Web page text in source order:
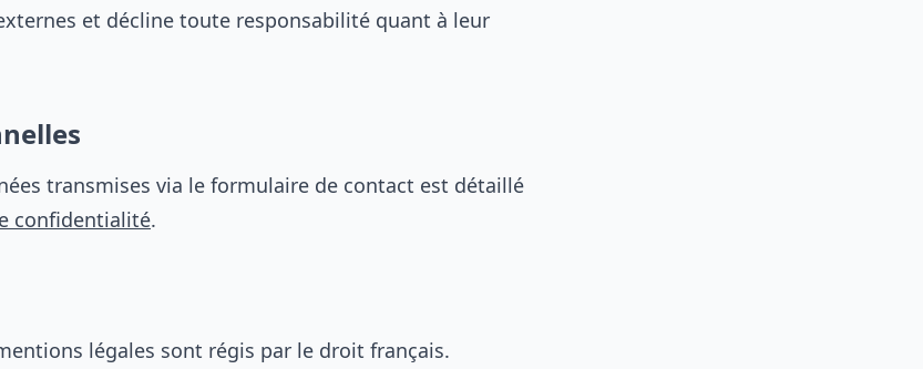
et décline toute responsabilité quant à leur
transmises via le formulaire de contact est détaillé
confidentialité.
légales sont régis par le droit français.